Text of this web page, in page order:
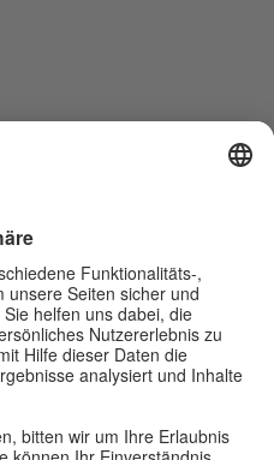
Über uns